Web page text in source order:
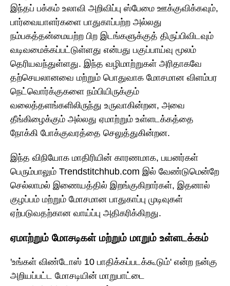
இந்தப் பக்கம் உலாவி அறிவிப்பு ஸ்பேமை ஊக்குவிக்கவும்,
பார்வையாளர்களை பாதுகாப்பற்ற அல்லது
நம்பகத்தன்மையற்ற பிற இடங்களுக்குத் திருப்பிவிடவும்
வடிவமைக்கப்பட்டுள்ளது என்பது பகுப்பாய்வு மூலம்
தெரியவந்துள்ளது. இந்த வழிமாற்றுகள் அரிதாகவே
தற்செயலானவை மற்றும் பொதுவாக மோசமான விளம்பர
நெட்வொர்க்குகளை நம்பியிருக்கும்
வலைத்தளங்களிலிருந்து உருவாகின்றன, அவை
தீங்கிழைக்கும் அல்லது ஏமாற்றும் உள்ளடக்கத்தை
நோக்கி போக்குவரத்தை செலுத்துகின்றன.
இந்த விநியோக மாதிரியின் காரணமாக, பயனர்கள்
பெரும்பாலும் Trendstitchhub.com இல் வேண்டுமென்றே
செல்லாமல் இணையத்தில் இறங்குகிறார்கள், இதனால்
குழப்பம் மற்றும் மோசமான பாதுகாப்பு முடிவுகள்
ஏற்படுவதற்கான வாய்ப்பு அதிகரிக்கிறது.
ஏமாற்றும் மோசடிகள் மற்றும் மாறும் உள்ளடக்கம்
'உங்கள் விண்டோஸ் 10 பாதிக்கப்படக்கூடும்' என்ற நன்கு
அறியப்பட்ட மோசடியின் மாறுபாட்டை